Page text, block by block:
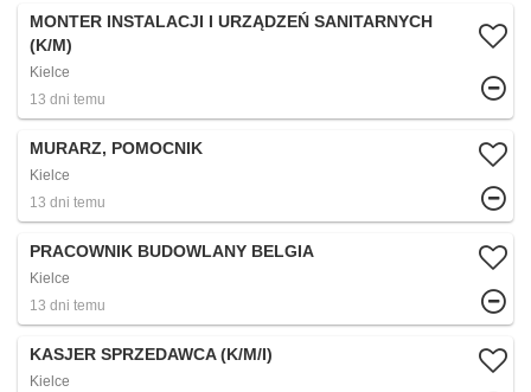
MONTER INSTALACJI I URZĄDZEŃ SANITARNYCH
(K/M)
Kielce
13 dni temu
MURARZ, POMOCNIK
Kielce
13 dni temu
PRACOWNIK BUDOWLANY BELGIA
Kielce
13 dni temu
KASJER SPRZEDAWCA (K/M/I)
Kielce